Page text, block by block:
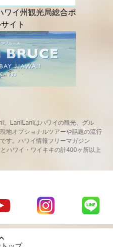
。LaniLaniはハワイの観光、グル
地オプショナルツアーや話題の流行
す。ハワイ情報フリーマガジン
ハワイ・ワイキキの計400ヶ所以上
LaniLani
LaniLani